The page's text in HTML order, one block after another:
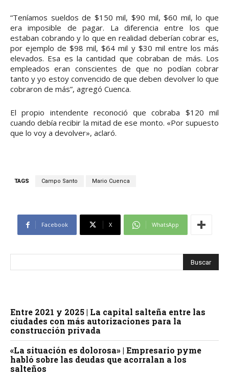
“Teníamos sueldos de $150 mil, $90 mil, $60 mil, lo que
era imposible de pagar. La diferencia entre los que
estaban cobrando y lo que en realidad deberían cobrar es,
por ejemplo de $98 mil, $64 mil y $30 mil entre los más
elevados. Esa es la cantidad que cobraban de más. Los
empleados eran conscientes de que no podían cobrar
tanto y yo estoy convencido de que deben devolver lo que
cobraron de más”, agregó Cuenca.
El propio intendente reconoció que cobraba $120 mil
cuando debía recibir la mitad de ese monto. «Por supuesto
que lo voy a devolver», aclaró.
TAGS Campo Santo Mario Cuenca
Facebook X WhatsApp
Entre 2021 y 2025 | La capital salteña entre las
ciudades con más autorizaciones para la
construcción privada
«La situación es dolorosa» | Empresario pyme
habló sobre las deudas que acorralan a los
salteños